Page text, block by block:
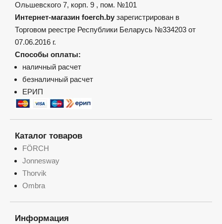
Ольшевского 7, корп. 9 , пом. №101
Интернет-магазин foerch.by зарегистрирован в
Торговом реестре Республики Беларусь №334203 от
07.06.2016 г.
Способы оплаты:
наличный расчет
безналичный расчет
ЕРИП
Каталог товаров
FÖRCH
Jonnesway
Thorvik
Ombra
Информация